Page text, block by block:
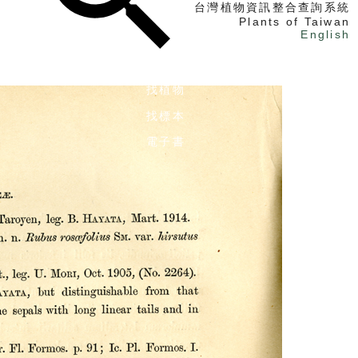
台灣植物資訊整合查詢系統
Plants of Taiwan
English
找植物
找標本
電子書